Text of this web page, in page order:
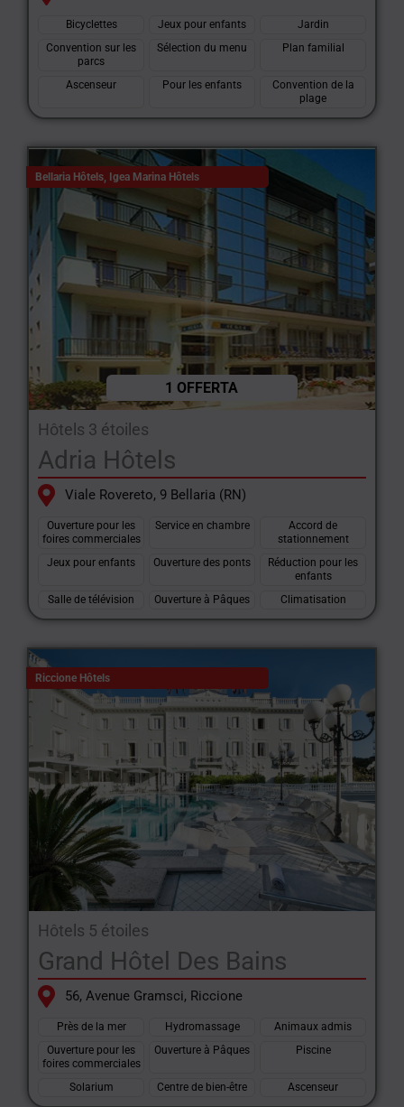
Bicyclettes Jeux pour enfants
Jardin
Convention sur les
parcs
Sélection du menu Plan familial
Ascenseur Pour les enfants
Convention de la
plage
1 OFFERTA
Bellaria Hôtels, Igea Marina Hôtels
Hôtels 3 étoiles
Adria Hôtels
Viale Rovereto, 9 Bellaria (RN)
Ouverture pour les
foires commerciales
Service en chambre
Accord de
stationnement
Jeux pour enfants
Ouverture des ponts
Réduction pour les
enfants
Salle de télévision
Ouverture à Pâques Climatisation
Riccione Hôtels
Hôtels 5 étoiles
Grand Hôtel Des Bains
56, Avenue Gramsci, Riccione
Près de la mer Hydromassage
Animaux admis
Ouverture pour les
foires commerciales
Ouverture à Pâques Piscine
Solarium Centre de bien-être Ascenseur